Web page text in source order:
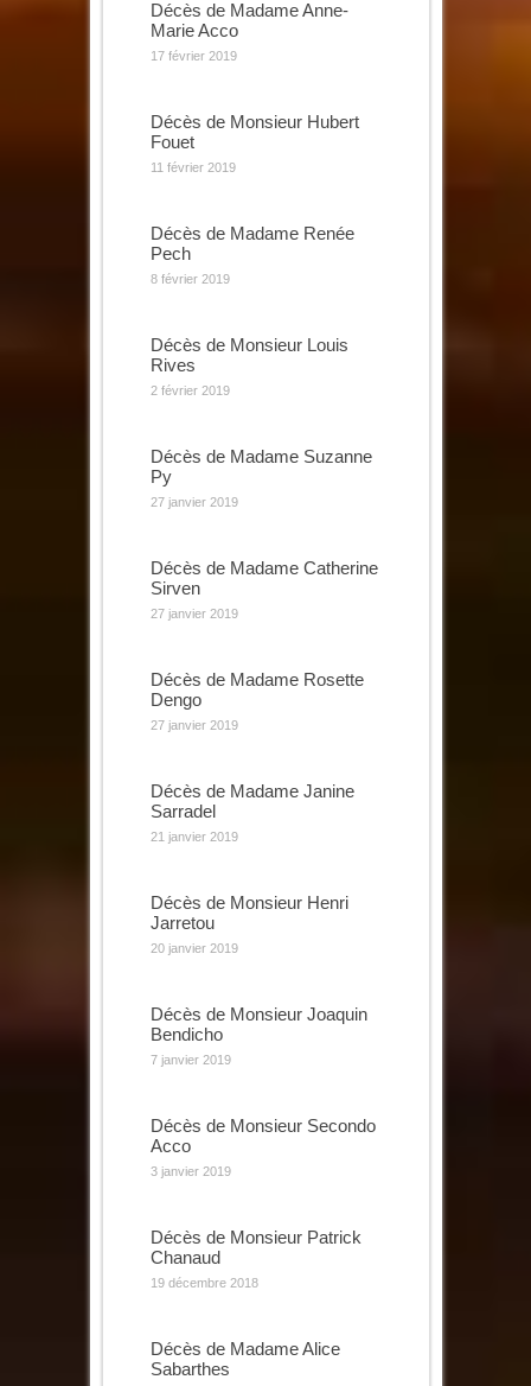
Décès de Madame Anne-
Marie Acco
17 février 2019
Décès de Monsieur Hubert
Fouet
11 février 2019
Décès de Madame Renée
Pech
8 février 2019
Décès de Monsieur Louis
Rives
2 février 2019
Décès de Madame Suzanne
Py
27 janvier 2019
Décès de Madame Catherine
Sirven
27 janvier 2019
Décès de Madame Rosette
Dengo
27 janvier 2019
Décès de Madame Janine
Sarradel
21 janvier 2019
Décès de Monsieur Henri
Jarretou
20 janvier 2019
Décès de Monsieur Joaquin
Bendicho
7 janvier 2019
Décès de Monsieur Secondo
Acco
3 janvier 2019
Décès de Monsieur Patrick
Chanaud
19 décembre 2018
Décès de Madame Alice
Sabarthes